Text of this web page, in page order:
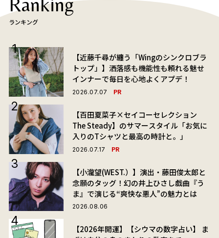
ランキング
【近藤千尋が纏う「Wingのシンクロブラ
トップ」】洒落感も機能性も頼れる魅せ
インナーで毎日を心地よくアプデ！
2026.07.07 PR
【百田夏菜子×セイコーセレクション
The Steady】のサマースタイル「お気に
入りのTシャツと最高の時計と。」
2026.07.17 PR
【小瀧望(WEST.）】演出・藤田俊太郎と
念願のタッグ！幻の井上ひさし戯曲『う
ま』で演じる“爽快な悪人”の魅力とは
2026.08.06
【2026年開運】【シウマの数字占い】 ま